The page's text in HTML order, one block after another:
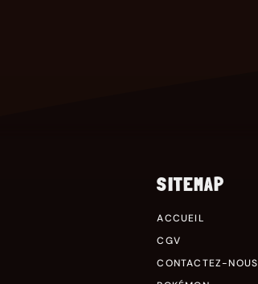
SITEMAP
ACCUEIL
CGV
CONTACTEZ-NOUS